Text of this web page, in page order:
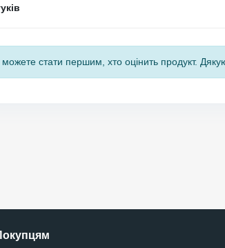
стати першим, хто оцінить продукт.